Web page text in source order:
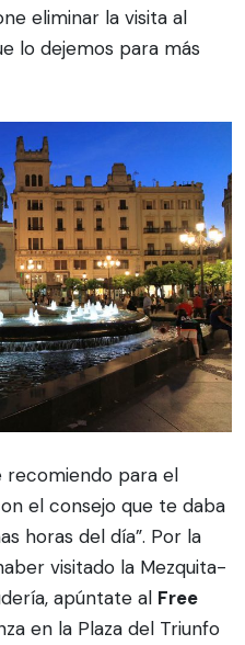
eliminar la visita al
lo dejemos para más
recomiendo para el
el consejo que te daba
horas del día”. Por la
visitado la Mezquita-
apúntate al Free
en la Plaza del Triunfo